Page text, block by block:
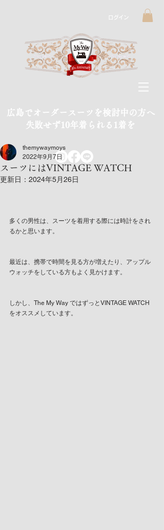
ログイン
広島でオーダースーツを検討中の方へ
​失敗せず10年着られる1着を
スーツにはVINTAGE WATCH
themywaymoys
2022年9月7日
更新日： 2024年5月26日
多くの男性は、スーツを着用する際には時計をされ
るかと思います。
最近は、携帯で時間を見る方が増えたり、アップル
ウォッチをしている方もよく見かけます。
しかし、The My Way ではずっとVINTAGE WATCH
をオススメしています。